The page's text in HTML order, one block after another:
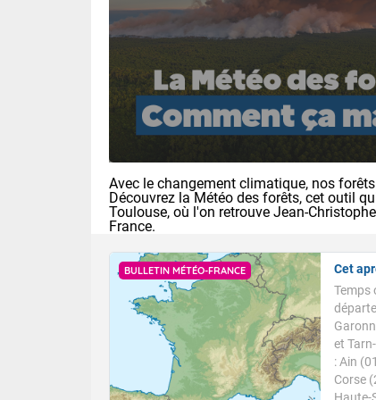
Avec le changement climatique, nos
Découvrez la Météo des forêts, cet outil
Toulouse, où l'on retrouve Jean-
France.
BULLETIN MÉTÉO-FRANCE
Cet
Temps
et
: Ain
Corse
Des
pays, le
sont
Sud-
des
grêle par
et la
des
Demain
En
Alpes et